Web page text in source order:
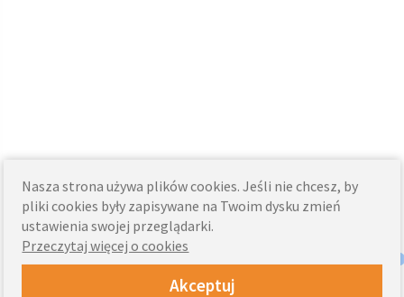
Nasza strona używa plików cookies. Jeśli nie chcesz, by
pliki cookies były zapisywane na Twoim dysku zmień
ustawienia swojej przeglądarki.
Przeczytaj więcej o cookies
Akceptuj